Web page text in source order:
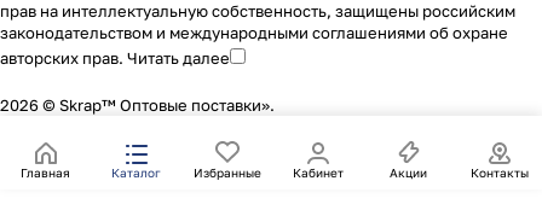
прав на интеллектуальную собственность, защищены российским
законодательством и международными соглашениями об охране
авторских прав. Читать далее
2026 © Skrap™ Оптовые поставки».
Главная Каталог Избранные Кабинет Акции Контакты